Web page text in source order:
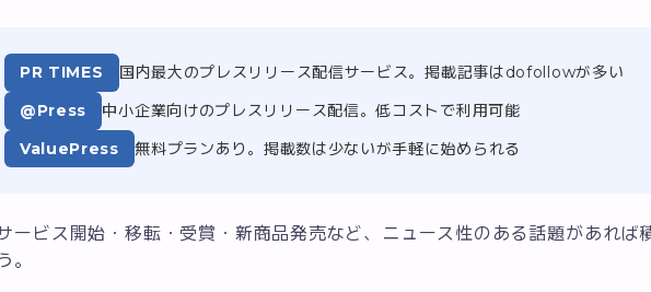
PR TIMES
国内最大のプレスリリース配信サービス。掲載記事はdofollowが多い
@Press
中小企業向けのプレスリリース配信。低コストで利用可能
ValuePress
無料プランあり。掲載数は少ないが手軽に始められる
ービス開始・移転・受賞・新商品発売など、ニュース性のある話題があれば
。